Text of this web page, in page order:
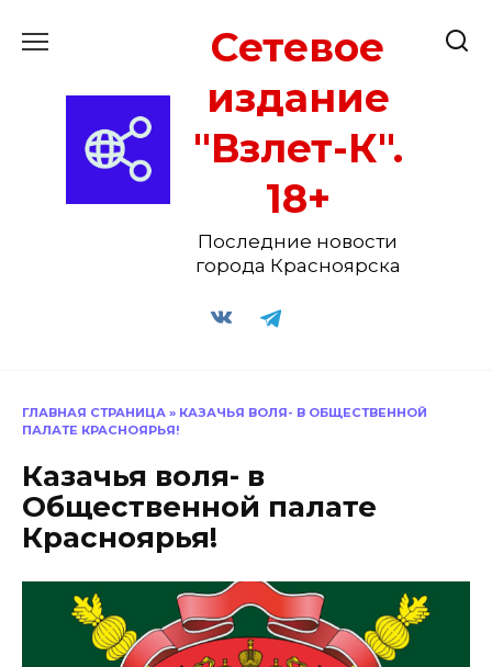
Сетевое
издание
"Взлет-К".
18+
Последние новости
города Красноярска
ГЛАВНАЯ СТРАНИЦА » КАЗАЧЬЯ ВОЛЯ- В ОБЩЕСТВЕННОЙ
ПАЛАТЕ КРАСНОЯРЬЯ!
Казачья воля- в
Общественной палате
Красноярья!